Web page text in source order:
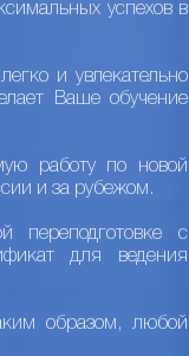
успехов в
и увлекательно
Ваше обучение
работу по новой
и за рубежом.
переподготовке с
для ведения
образом, любой